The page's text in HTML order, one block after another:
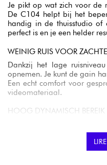
Je pikt op wat zich voor de
De C104 helpt bij het
handig in de thuisstudio of
perfect is en je een helder
WEINIG RUIS VOOR
Dankzij het lage
opnemen. Je kunt de gain
Een echt comfort voor
videomateriaal.
HOOG DYNAMISCH BEREIK
vervorming. Je kunt van
elektrische gitaar gaan
Praktisch als je meerdere